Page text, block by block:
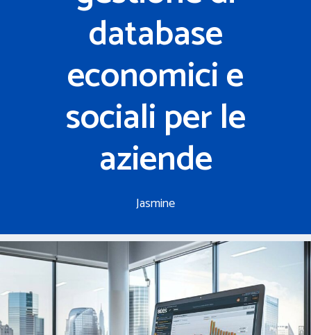
database
economici e
sociali per le
aziende
Jasmine